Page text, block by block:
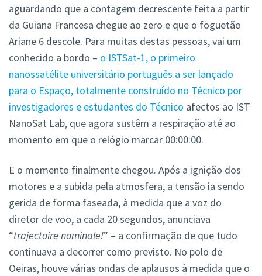
aguardando que a contagem decrescente feita a partir
da Guiana Francesa chegue ao zero e que o foguetão
Ariane 6 descole. Para muitas destas pessoas, vai um
conhecido a bordo – o ISTSat-1, o primeiro
nanossatélite universitário português a ser lançado
para o Espaço, totalmente construído no Técnico por
investigadores e estudantes do Técnico afectos ao IST
NanoSat Lab, que agora sustêm a respiração até ao
momento em que o relógio marcar 00:00:00.
E o momento finalmente chegou. Após a ignição dos
motores e a subida pela atmosfera, a tensão ia sendo
gerida de forma faseada, à medida que a voz do
diretor de voo, a cada 20 segundos, anunciava
“trajectoire nominale!” – a confirmação de que tudo
continuava a decorrer como previsto. No polo de
Oeiras, houve várias ondas de aplausos à medida que o